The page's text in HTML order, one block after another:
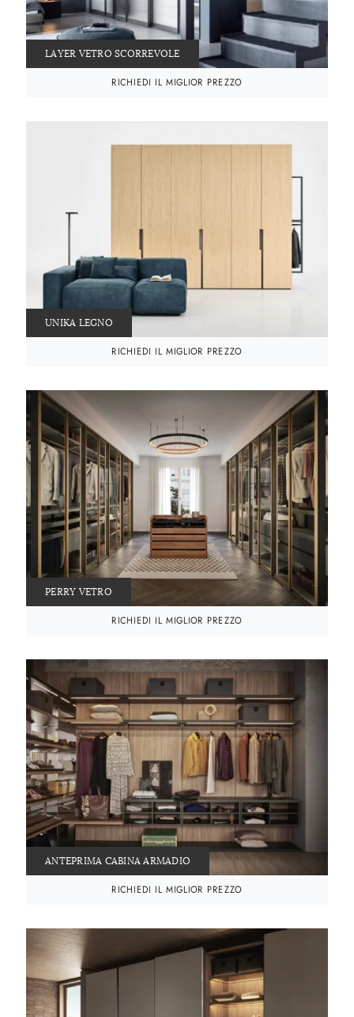
LAYER VETRO SCORREVOLE
RICHIEDI IL MIGLIOR PREZZO
UNIKA LEGNO
RICHIEDI IL MIGLIOR PREZZO
PERRY VETRO
RICHIEDI IL MIGLIOR PREZZO
ANTEPRIMA CABINA ARMADIO
RICHIEDI IL MIGLIOR PREZZO